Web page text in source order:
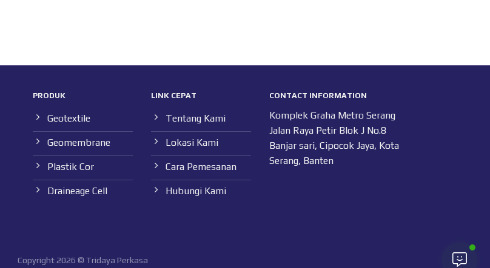
PRODUK
Geotextile
Geomembrane
Plastik Cor
Draineage Cell
LINK CEPAT
Tentang Kami
Lokasi Kami
Cara Pemesanan
Hubungi Kami
CONTACT INFORMATION
Komplek Graha Metro Serang
Jalan Raya Petir Blok J No.8
Banjar sari, Cipocok Jaya, Kota
Serang, Banten
Copyright 2026 © Tridaya Perkasa